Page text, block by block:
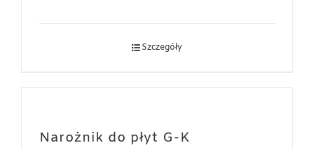
Szczegóły
Narożnik do płyt G-K